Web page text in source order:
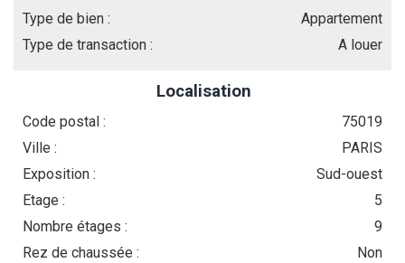
Type de bien :
Appartement
Type de transaction :
A louer
Localisation
Code postal :
75019
Ville :
PARIS
Exposition :
Sud-ouest
Etage :
5
Nombre étages :
9
Rez de chaussée :
Non